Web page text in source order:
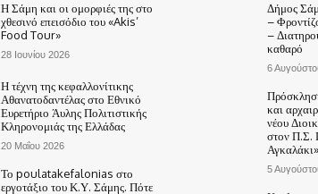
Η Σάμη και οι ομορφιές της στο
χθεσινό επεισόδιο του «Akis’
Food Tour»
28 Ιουνίου 2026
Η τέχνη της κεφαλλονίτικης
Αθανατοδαντέλας στο Εθνικό
Ευρετήριο Άυλης Πολιτιστικής
Κληρονομιάς της Ελλάδας
20 Μαΐου 2026
Το poulatakefalonias στο
εργοτάξιο του Κ.Υ. Σάμης. Πότε
Δήμος
–
–
καθαρό
6
και
νέου
στον Π.Σ.
Αγκαλάκι»
5